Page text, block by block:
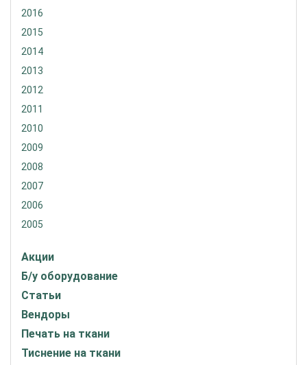
2016
2015
2014
2013
2012
2011
2010
2009
2008
2007
2006
2005
Акции
Б/у оборудование
Статьи
Вендоры
Печать на ткани
Тиснение на ткани